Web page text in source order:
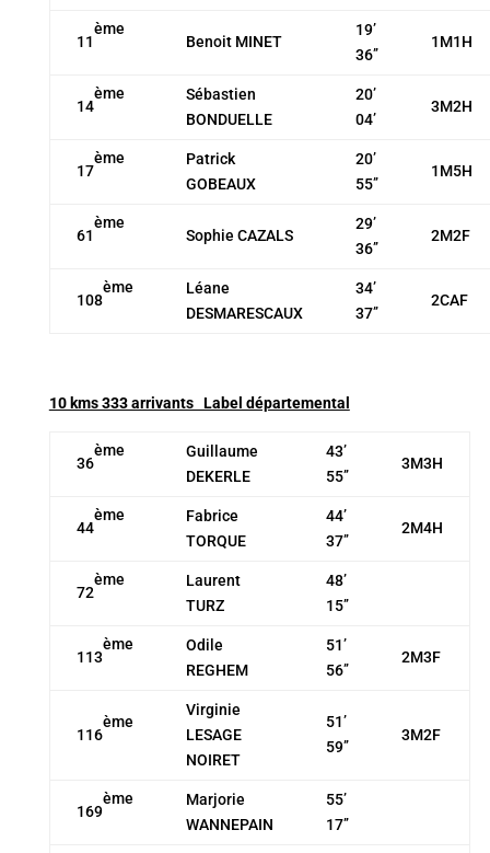
11
ème
Benoit MINET
19’
36’’
1M1H
14
ème
Sébastien
BONDUELLE
20’
04’
3M2H
17
ème
Patrick
GOBEAUX
20’
55’’
1M5H
61
ème
Sophie CAZALS
29’
36’’
2M2F
108
ème
Léane
DESMARESCAUX
34’
37’’
2CAF
10 kms 333 arrivants Label départemental
36
ème
Guillaume
DEKERLE
43’
55’’
3M3H
44
ème
Fabrice
TORQUE
44’
37’’
2M4H
72
ème
Laurent
TURZ
48’
15’’
113
ème
Odile
REGHEM
51’
56’’
2M3F
116
ème
Virginie
LESAGE
NOIRET
51’
59’’
3M2F
169
ème
Marjorie
WANNEPAIN
55’
17’’